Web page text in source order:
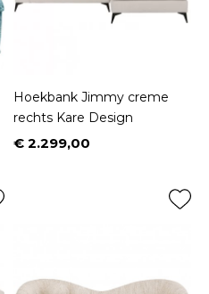
Hoekbank Jimmy creme
rechts Kare Design
Prijs
€ 2.299,00